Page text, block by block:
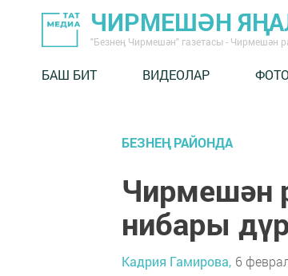
ЧИРМЕШӘН
"Безнең Чирмешән" газетасы - Чирмешән
БАШ БИТ ВИДЕОЛАР
БЕЗНЕҢ РАЙОНДА
Чирмешән
нибары
Кадрия Гамирова, 6